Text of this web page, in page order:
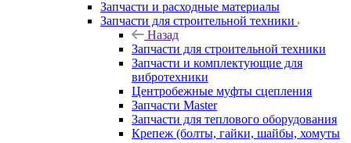
Запчасти и расходные материалы
Запчасти для строительной техники
Назад
Запчасти для строительной техники
Запчасти и комплектующие для
вибротехники
Центробежные муфты сцепления
Запчасти Master
Запчасти для теплового оборудования
Крепеж (болты, гайки, шайбы, хомуты